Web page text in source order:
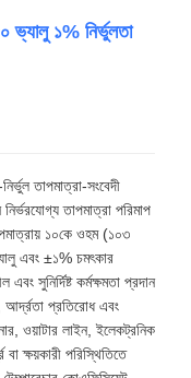
ভ্যালু ১% নির্ভুলতা
তাপমাত্রা-সংবেদী
তাপমাত্রা পরিমাপ
১০কে ওহম (১০৩
এবং ±১% চমৎকার
সুনির্দিষ্ট কর্মক্ষমতা প্রদান
প্রতিরোধ এবং
ওয়াটার লাইন, ইলেকট্রনিক
ক্ষয়কারী পরিস্থিতিতে